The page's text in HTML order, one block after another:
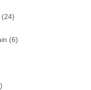
(24)
(6)